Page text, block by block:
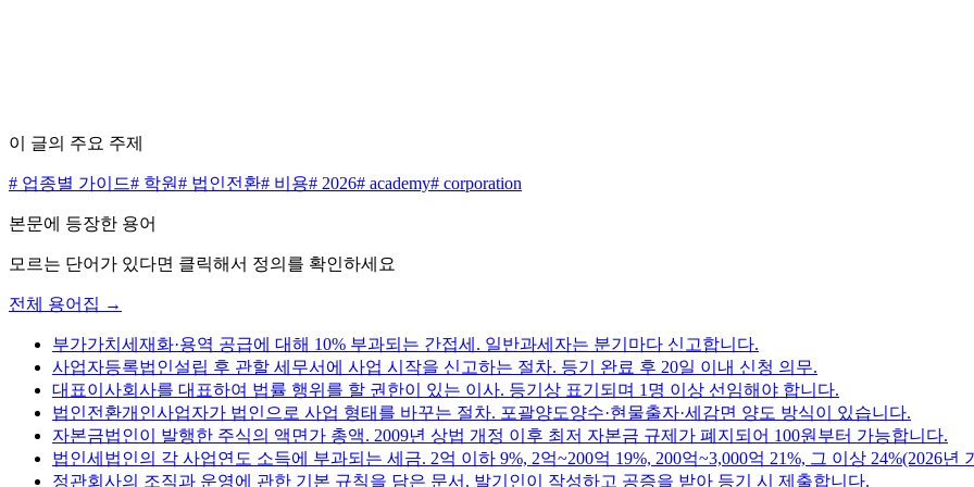
이 글의 주요 주제
# 업종별 가이드# 학원# 법인전환# 비용# 2026# academy# corporation
본문에 등장한 용어
모르는 단어가 있다면 클릭해서 정의를 확인하세요
전체 용어집 →
부가가치세 재화·용역 공급에 대해 10% 부과되는 간접세. 일반과세자는 분기마다 신고합니다.
사업자등록법인설립 후 관할 세무서에 사업 시작을 신고하는 절차. 등기 완료 후 20일 이내 신청 의무.
대표이사회사를 대표하여 법률 행위를 할 권한이 있는 이사. 등기상 표기되며 1명 이상 선임해야 합니다.
법인전환개인사업자가 법인으로 사업 형태를 바꾸는 절차. 포괄양도양수·현물출자·세감면 양도 방식이 있습니다.
자본금법인이 발행한 주식의 액면가 총액. 2009년 상법 개정 이후 최저 자본금 규제가 폐지되어 100원부터 가능합니다.
법인세 법인의 각 사업연도 소득에 부과되는 세금. 2억 이하 9%, 2억~200억 19%, 200억~3,000억 21%, 그 이상 24%(2026년
정관회사의 조직과 운영에 관한 기본 규칙을 담은 문서. 발기인이 작성하고 공증을 받아 등기 시 제출합니다.